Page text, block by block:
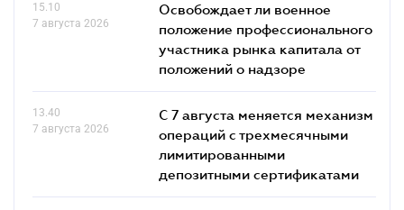
15.10
7 августа 2026
Освобождает ли военное
положение профессионального
участника рынка капитала от
положений о надзоре
13.40
7 августа 2026
С 7 августа меняется механизм
операций с трехмесячными
лимитированными
депозитными сертификатами